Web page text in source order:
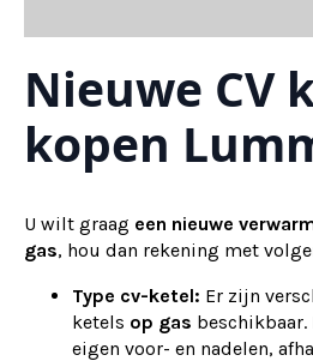
Nieuwe CV
kopen
U wilt graag een nieuwe
gas, hou dan rekening met
Type cv-ketel: Er zijn
ketels op gas
eigen voor- en nadelen,